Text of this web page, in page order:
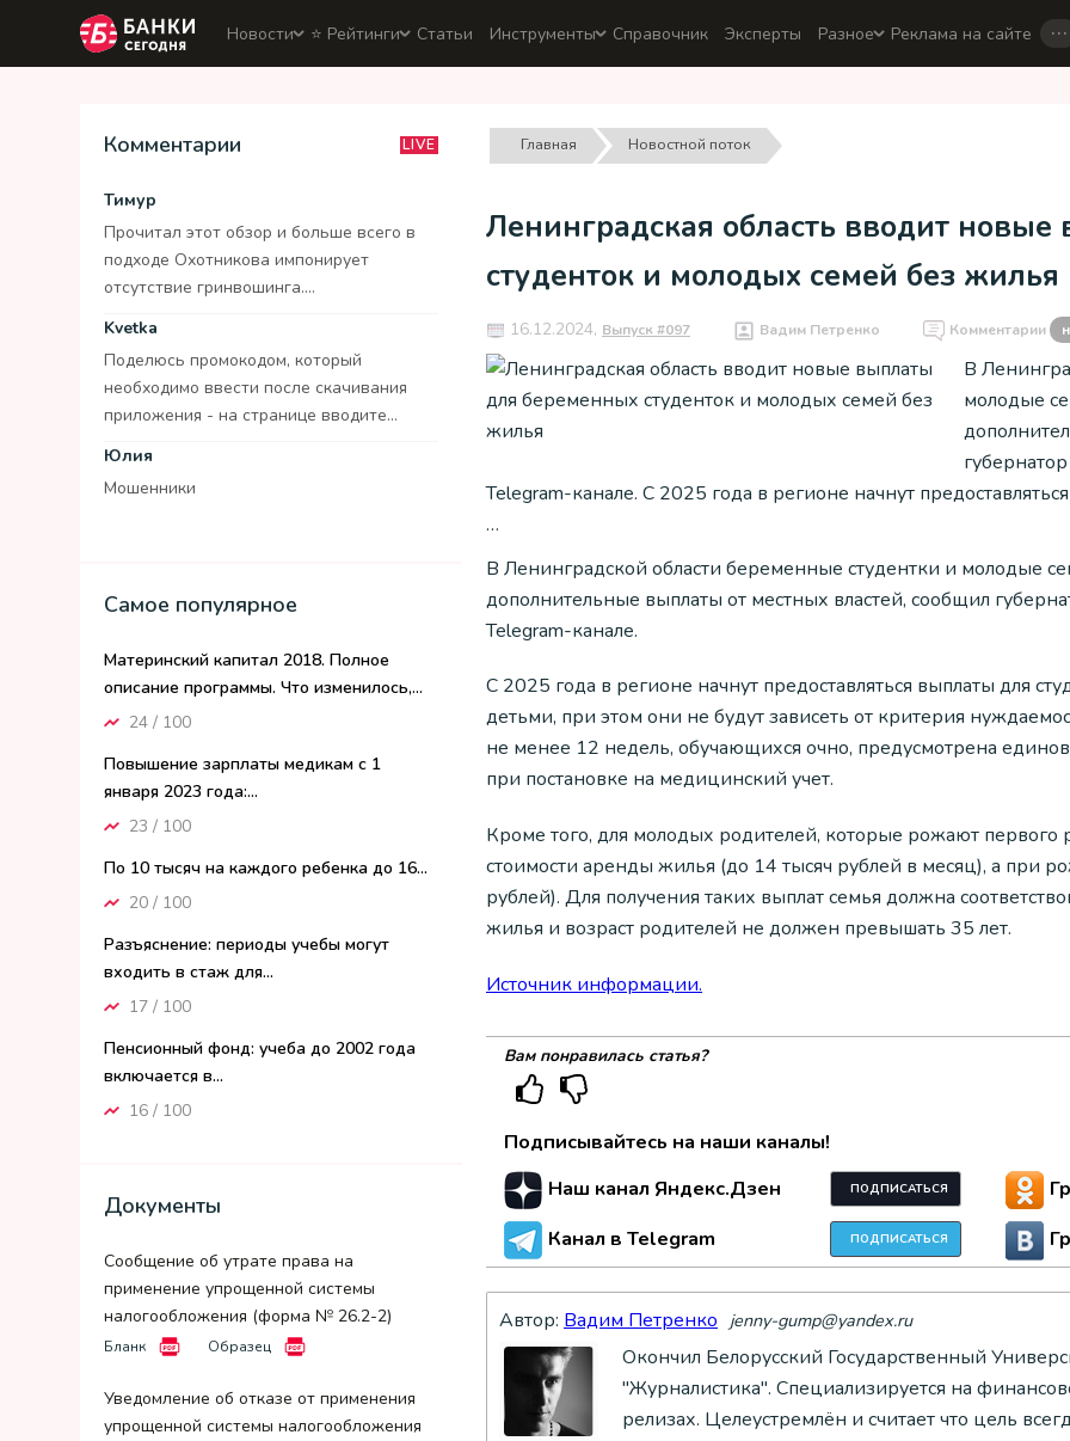
Новости ⭐️ Рейтинги Статьи Инструменты Справочник Эксперты Разное Реклама на сайте …
Комментарии LIVE
Тимур
Прочитал этот обзор и больше всего в
подходе Охотникова импонирует
отсутствие гринвошинга....
Kvetka
Поделюсь промокодом, который
необходимо ввести после скачивания
приложения - на странице вводите...
Юлия
Мошенники
Самое популярное
Материнский капитал 2018. Полное
описание программы. Что изменилось,...
24 / 100
Повышение зарплаты медикам с 1
января 2023 года:...
23 / 100
По 10 тысяч на каждого ребенка до 16...
20 / 100
Разъяснение: периоды учебы могут
входить в стаж для...
17 / 100
Пенсионный фонд: учеба до 2002 года
включается в...
16 / 100
Документы
Сообщение об утрате права на
применение упрощенной системы
налогообложения (форма № 26.2-2)
Бланк Образец
Уведомление об отказе от применения
упрощенной системы налогообложения
Главная Новостной поток
Ленинградская область вводит
студенток и молодых семей без жилья
16.12.2024, Выпуск #097 Вадим Петренко Комментарии
В
молодые
Telegram-канале. С 2025 года в регионе начнут
…
В Ленинградской области беременные студентки и молодые
дополнительные выплаты от местных властей, сообщил
Telegram-канале.
С 2025 года в регионе начнут предоставляться выплаты для
детьми, при этом они не будут зависеть от критерия
не менее 12 недель, обучающихся очно, предусмотрена
при постановке на медицинский учет.
Кроме того, для молодых родителей, которые рожают первого
стоимости аренды жилья (до 14 тысяч рублей в месяц), а при
рублей). Для получения таких выплат семья должна
жилья и возраст родителей не должен превышать 35 лет.
Источник информации.
Вам понравилась статья?
Подписывайтесь на наши каналы!
Наш канал Яндекс.Дзен
ПОДПИСАТЬСЯ
Канал в Telegram ПОДПИСАТЬСЯ
Автор: Вадим Петренко jenny-gump@yandex.ru
Окончил Белорусский Государственный
"Журналистика". Специализируется на
релизах. Целеустремлён и считает что цель